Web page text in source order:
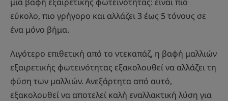
εύκολο, πιο γρήγορο και αλλάζει 3 έως 5 τόνους σε
ένα μόνο βήμα.
Λιγότερο επιθετική από το ντεκαπάζ, η βαφή μαλλιών
εξαιρετικής φωτεινότητας εξακολουθεί να αλλάζει τη
φύση των μαλλιών. Ανεξάρτητα από αυτό,
εξακολουθεί να αποτελεί καλή εναλλακτική λύση για